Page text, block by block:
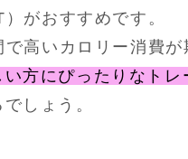
がおすすめです。
高いカロリー消費が
い方にぴったりなトレ
しょう。